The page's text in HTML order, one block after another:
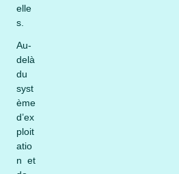
elle
s.
Au-
delà
du
syst
ème
d’ex
ploit
atio
n et